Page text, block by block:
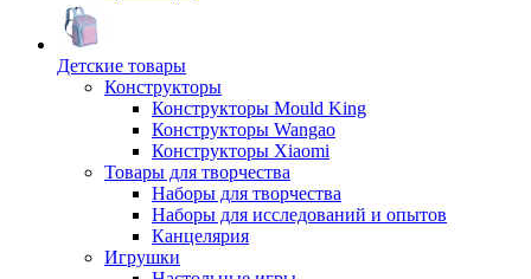
Детские товары
Конструкторы
Конструкторы Mould King
Конструкторы Wangao
Конструкторы Xiaomi
Товары для творчества
Наборы для творчества
Наборы для исследований и опытов
Канцелярия
Игрушки